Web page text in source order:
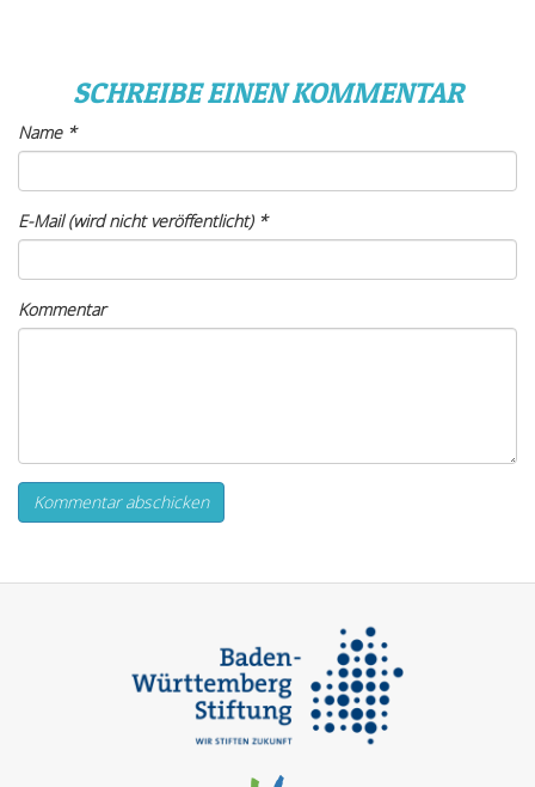
SCHREIBE EINEN KOMMENTAR
Name*
E-Mail (wird nicht veröffentlicht)*
Kommentar